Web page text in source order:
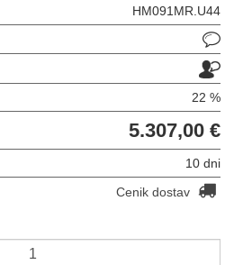
HM091MR.U44
22 %
5.307,00 €
10 dni
Cenik dostav